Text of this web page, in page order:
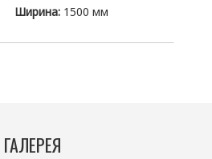
Ширина: 1500 мм
ГАЛЕРЕЯ